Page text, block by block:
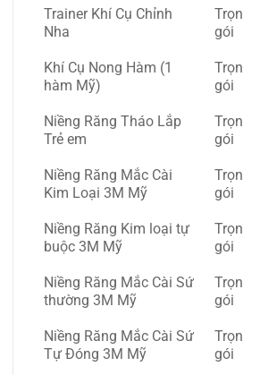
Trainer Khí Cụ Chỉnh
Nha
Trọn
gói
Khí Cụ Nong Hàm (1
hàm Mỹ)
Trọn
gói
Niềng Răng Tháo Lắp
Trẻ em
Trọn
gói
Niềng Răng Mắc Cài
Kim Loại 3M Mỹ
Trọn
gói
Niềng Răng Kim loại tự
buộc 3M Mỹ
Trọn
gói
Niềng Răng Mắc Cài Sứ
thường 3M Mỹ
Trọn
gói
Niềng Răng Mắc Cài Sứ
Tự Đóng 3M Mỹ
Trọn
gói